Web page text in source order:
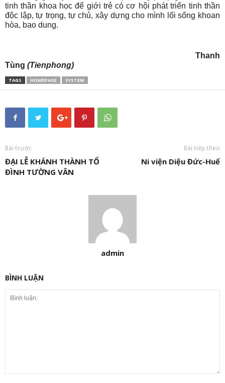
tinh thần khoa học để giới trẻ có cơ hội phát triển tinh thần
độc lập, tự trọng, tự chủ, xây dựng cho mình lối sống khoan
hòa, bao dung.
Thanh
Tùng (Tienphong)
TAGS HOMEPAGE SYSTEM
Bài trước
ĐẠI LỄ KHÁNH THÀNH TỔ
ĐÌNH TƯỜNG VÂN
Bài tiếp theo
Ni viện Diệu Đức-Huế
admin
BÌNH LUẬN